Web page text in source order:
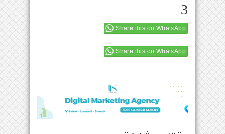
3
Share this on WhatsApp
Share this on WhatsApp